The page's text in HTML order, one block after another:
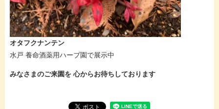
オタフクナンテン
水戸 養命酒薬用ハーブ園で展示中
みなさまのご来園を 心からお待ちしております